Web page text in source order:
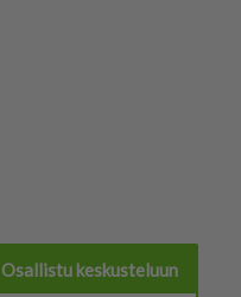
Osallistu keskusteluun